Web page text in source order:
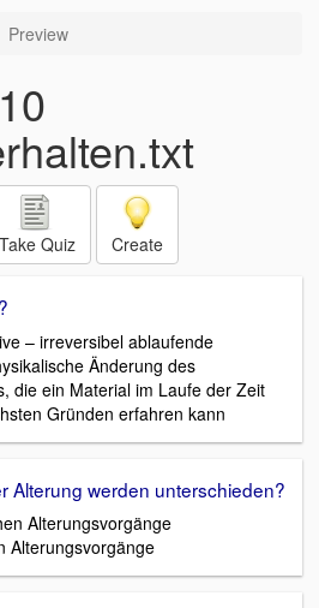
Preview
Take Quiz Create
– irreversibel ablaufende
Änderung des
die ein Material im Laufe der Zeit
Gründen erfahren kann
Alterung werden unterschieden?
Alterungsvorgänge
Alterungsvorgänge